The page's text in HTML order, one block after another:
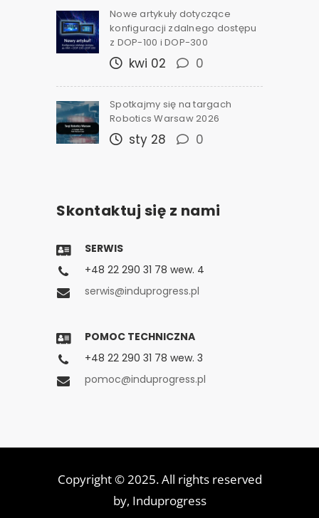
Nowe artykuły dotyczące
konfiguracji zdalnego dostępu
z DOP-100 i DOP-300
kwi 02 0
Spotkajmy się na targach
Robotics Warsaw 2026
sty 28 0
Skontaktuj się z nami
SERWIS
+48 22 290 31 78 wew. 4
serwis@induprogress.pl
POMOC TECHNICZNA
+48 22 290 31 78 wew. 3
pomoc@induprogress.pl
Copyright © 2025. All rights reserved
by, Induprogress